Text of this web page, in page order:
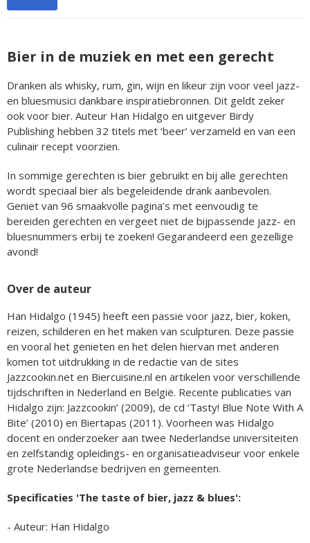
Bier in de muziek en met een gerecht
Dranken als whisky, rum, gin, wijn en likeur zijn voor veel jazz-
en bluesmusici dankbare inspiratiebronnen. Dit geldt zeker
ook voor bier. Auteur Han Hidalgo en uitgever Birdy
Publishing hebben 32 titels met ‘beer’ verzameld en van een
culinair recept voorzien.
In sommige gerechten is bier gebruikt en bij alle gerechten
wordt speciaal bier als begeleidende drank aanbevolen.
Geniet van 96 smaakvolle pagina’s met eenvoudig te
bereiden gerechten en vergeet niet de bijpassende jazz- en
bluesnummers erbij te zoeken! Gegarandeerd een gezellige
avond!
Over de auteur
Han Hidalgo (1945) heeft een passie voor jazz, bier, koken,
reizen, schilderen en het maken van sculpturen. Deze passie
en vooral het genieten en het delen hiervan met anderen
komen tot uitdrukking in de redactie van de sites
Jazzcookin.net en Biercuisine.nl en artikelen voor verschillende
tijdschriften in Nederland en België. Recente publicaties van
Hidalgo zijn: Jazzcookin’ (2009), de cd ‘Tasty! Blue Note With A
Bite’ (2010) en Biertapas (2011). Voorheen was Hidalgo
docent en onderzoeker aan twee Nederlandse universiteiten
en zelfstandig opleidings- en organisatieadviseur voor enkele
grote Nederlandse bedrijven en gemeenten.
Specificaties 'The taste of bier, jazz & blues':
- Auteur: Han Hidalgo